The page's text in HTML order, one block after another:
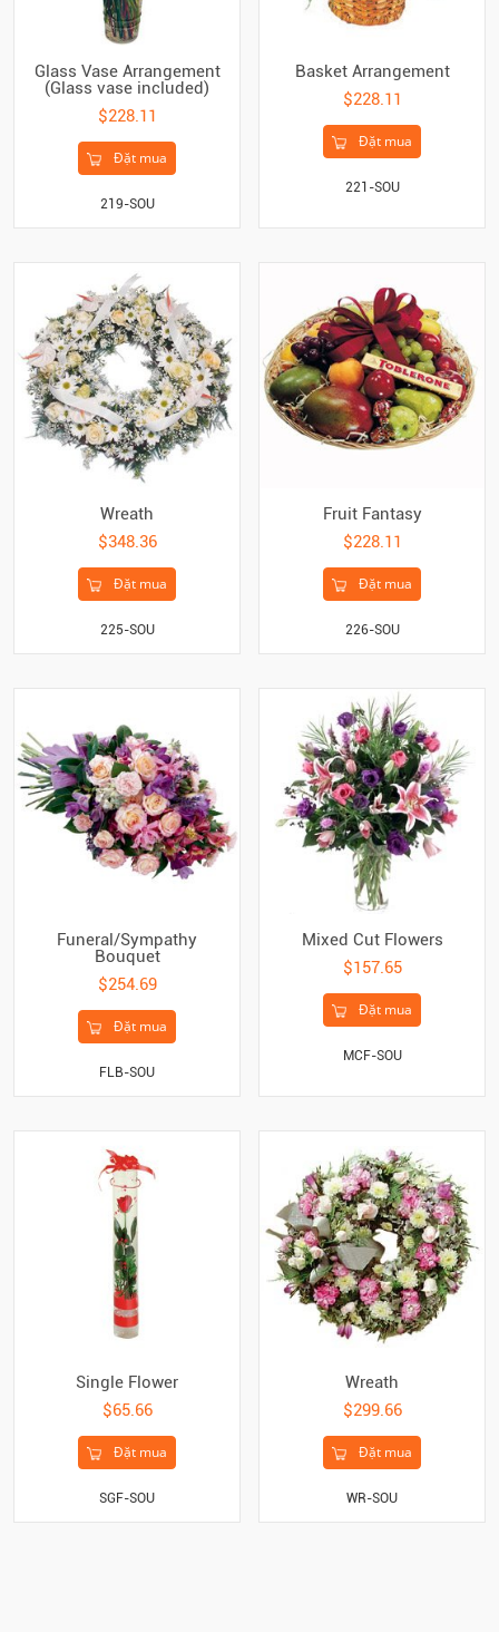
Glass Vase Arrangement
(Glass vase included)
$228.11
Đặt mua
219-SOU
Basket Arrangement
$228.11
Đặt mua
221-SOU
Wreath
$348.36
Đặt mua
225-SOU
Fruit Fantasy
$228.11
Đặt mua
226-SOU
Funeral/Sympathy
Bouquet
$254.69
Đặt mua
FLB-SOU
Mixed Cut Flowers
$157.65
Đặt mua
MCF-SOU
Single Flower
$65.66
Đặt mua
SGF-SOU
Wreath
$299.66
Đặt mua
WR-SOU